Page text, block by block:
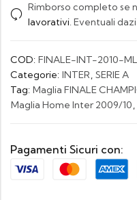
Rimborso completo se
lavorativi. Eventuali
COD: FINALE-INT-2010-ML
Categorie: INTER, SERIE A
Tag: Maglia FINALE
Maglia Home Inter 2009/10,
Pagamenti Sicuri con: